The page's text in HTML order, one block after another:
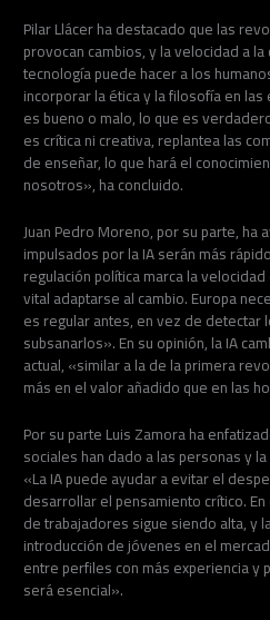
Pilar Llácer ha destacado que las
provocan cambios, y la velocidad a
tecnología puede hacer a los
incorporar la ética y la filosofía en
es bueno o malo, lo que es
es crítica ni creativa, replantea las
de enseñar, lo que hará el
nosotros», ha concluido.
Juan Pedro Moreno, por su parte, ha
impulsados por la IA serán más
regulación política marca la
vital adaptarse al cambio. Europa
es regular antes, en vez de
subsanarlos». En su opinión, la IA
actual, «similar a la de la primera
más en el valor añadido que en las
Por su parte Luis Zamora ha
sociales han dado a las personas y
«La IA puede ayudar a evitar el
desarrollar el pensamiento crítico.
de trabajadores sigue siendo alta, y
introducción de jóvenes en el
entre perfiles con más experiencia
será esencial».